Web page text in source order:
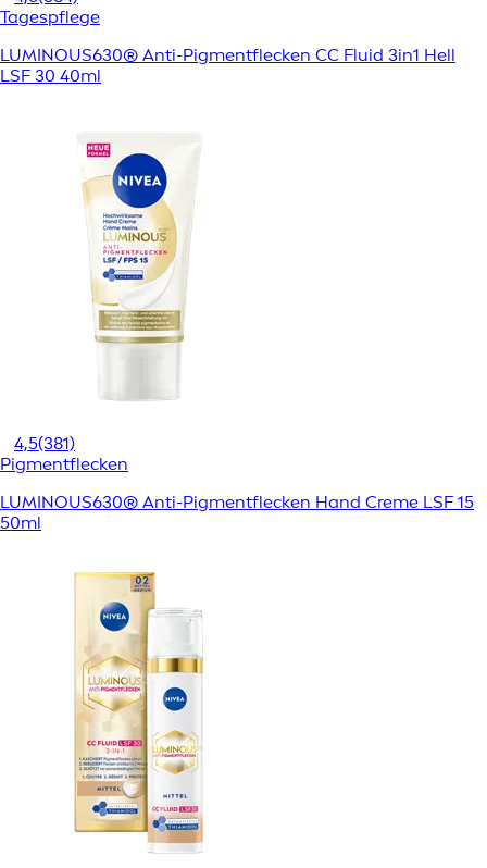
Tagespflege
LUMINOUS630® Anti-Pigmentflecken CC Fluid 3in1 Hell
LSF 30 40ml
4,5(381)
Pigmentflecken
LUMINOUS630® Anti-Pigmentflecken Hand Creme LSF 15
50ml